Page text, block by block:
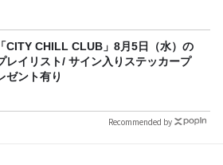
「CITY CHILL CLUB」8月5日（水）の
レイリスト/ サイン入りステッカープ
ゼント有り
Recommended by